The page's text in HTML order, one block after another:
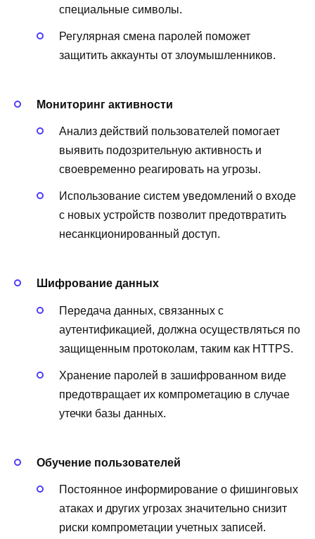
специальные символы.
Регулярная смена паролей поможет
защитить аккаунты от злоумышленников.
Мониторинг активности
Анализ действий пользователей помогает
выявить подозрительную активность и
своевременно реагировать на угрозы.
Использование систем уведомлений о входе
с новых устройств позволит предотвратить
несанкционированный доступ.
Шифрование данных
Передача данных, связанных с
аутентификацией, должна осуществляться по
защищенным протоколам, таким как HTTPS.
Хранение паролей в зашифрованном виде
предотвращает их компрометацию в случае
утечки базы данных.
Обучение пользователей
Постоянное информирование о фишинговых
атаках и других угрозах значительно снизит
риски компрометации учетных записей.